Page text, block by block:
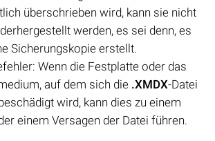
überschrieben wird, kann sie nicht
werden, es sei denn, es
Sicherungskopie erstellt.
Wenn die Festplatte oder das
auf dem sich die .XMDX-Datei
wird, kann dies zu einem
einem Versagen der Datei führen.